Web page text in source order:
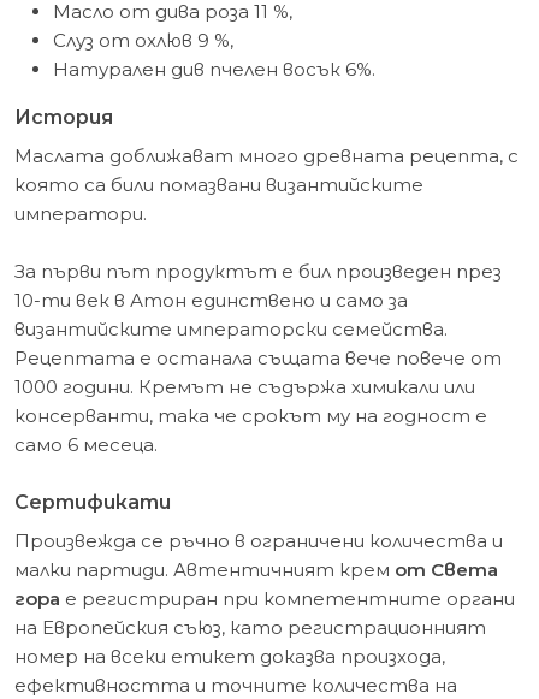
Масло от дива роза 11 %,
Слуз от охлюв 9 %,
Натурален див пчелен восък 6%.
История
Маслата доближават много древната рецепта, с
която са били помазвани византийските
императори.
За първи път продуктът е бил произведен през
10-ти век в Атон единствено и само за
византийските императорски семейства.
Рецептата е останала същата вече повече от
1000 години. Кремът не съдържа химикали или
консерванти, така че срокът му на годност е
само 6 месеца.
Сертификати
Произвежда се ръчно в ограничени количества и
малки партиди. Автентичният крем от Света
гора е регистриран при компетентните органи
на Европейския съюз, като регистрационният
номер на всеки етикет доказва произхода,
ефективността и точните количества на